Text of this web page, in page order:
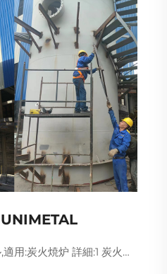
場所:サンパウロ,ブラジル,適用:炭火焼炉 詳細:1 炭火焼炉,SNCRデニトリフィケーション+石灰石膏脱硫装置を装備,単一ユニット煙ガス処理能力~100000Nm3/h,硫黄二酸化物600mg/...